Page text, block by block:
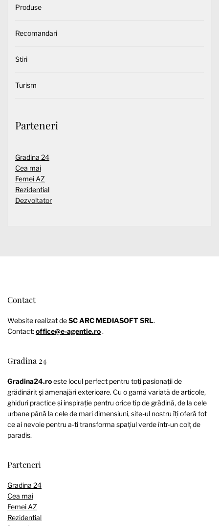
Produse
Recomandari
Stiri
Turism
Parteneri
Gradina 24
Cea mai
Femei AZ
Rezidential
Dezvoltator
Contact
Website realizat deSC ARC MEDIASOFT SRL.
Contact:office@e-agentie.ro.
Gradina 24
Gradina24.roeste locul perfect pentru toți pasionații de
grădinărit și amenajări exterioare. Cu o gamă variată de articole,
ghiduri practice și inspirație pentru orice tip de grădină, de la cele
urbane până la cele de mari dimensiuni, site-ul nostru îți oferă tot
ce ai nevoie pentru a-ți transforma spațiul verde într-un colț de
paradis.
Parteneri
Gradina 24
Cea mai
Femei AZ
Rezidential